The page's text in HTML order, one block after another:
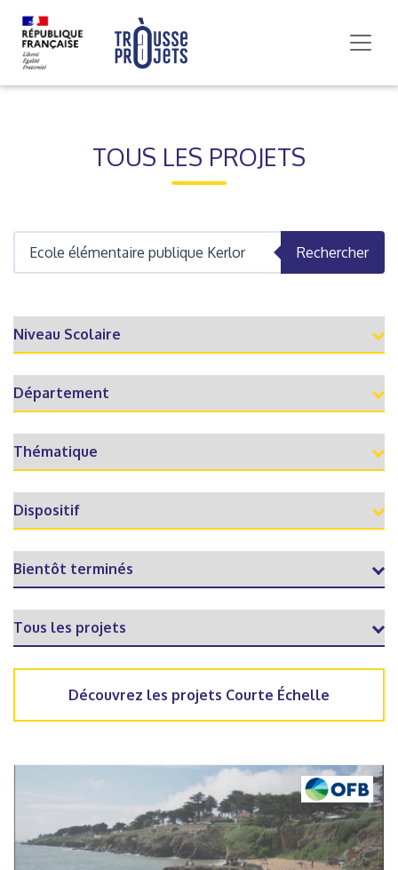
TOUS LES PROJETS
Rechercher
Découvrez les projets Courte Échelle